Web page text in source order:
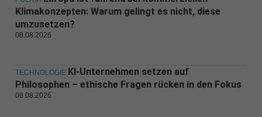
Klimakonzepten: Warum gelingt es nicht, diese
umzusetzen?
08.08.2026
TECHNOLOGIE KI-Unternehmen setzen auf
Philosophen – ethische Fragen rücken in den Fokus
08.08.2026